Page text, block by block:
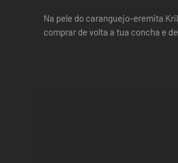
Na pele do caranguejo-eremita
comprar de volta a tua concha e